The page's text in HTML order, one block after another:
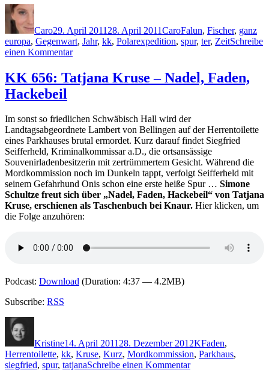
Autor
Caro29. April 2011 28. April 2011CaroFalun, Fischer, ganz
europa, Gegenwart, Jahr, kk, Polarexpedition, spur, ter, ZeitSchreibe
einen Kommentarzu
664:
Jan
Strindbergs
Stern
KK 656: Tatjana Kruse – Nadel, Faden,
Hackebeil
Im sonst so friedlichen Schwäbisch Hall wird der
Landtagsabgeordnete Lambert von Bellingen auf der Herrentoilette
eines Parkhauses brutal ermordet. Kurz darauf findet Siegfried
Seifferheld, Kriminalkommissar a.D., die ortsansässige
Souvenirladenbesitzerin mit zertrümmertem Gesicht. Während die
Mordkommission noch im Dunkeln tappt, verfolgt Seifferheld mit
seinem Gefahrhund Onis schon eine erste heiße Spur … Simone
Schultze freut sich über „Nadel, Faden, Hackebeil“ von Tatjana
Kruse, erschienen als Taschenbuch bei Knaur. Hier klicken, um
die Folge anzuhören:
Podcast: Download (Duration: 4:37 — 4.2MB)
Subscribe: RSS
Kristine14. April 201128. Dezember 2012KFaden,
Herrentoilette, kk, Kruse, Kurz, Mordkommission, Parkhaus,
siegfried, spur, tatjanaSchreibe einen Kommentarzu